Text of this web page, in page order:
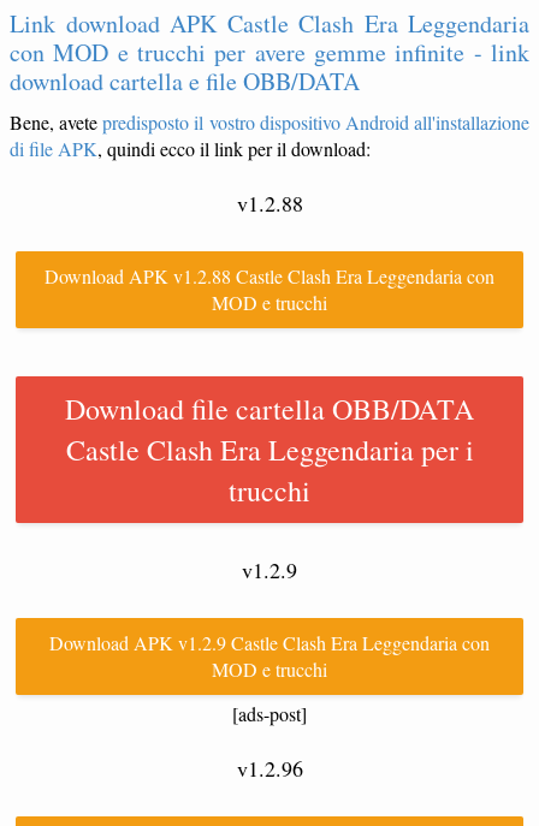
Link download APK Castle Clash Era Leggendaria
con MOD e trucchi per avere gemme infinite - link
download cartella e file OBB/DATA
Bene, avetepredisposto il vostro dispositivo Android all'installazione
di file APK, quindi ecco il link per il download:
v1.2.88
Download APK v1.2.88 Castle Clash Era Leggendaria con
MOD e trucchi
Download file cartella OBB/DATA
Castle Clash Era Leggendaria per i
trucchi
v1.2.9
Download APK v1.2.9 Castle Clash Era Leggendaria con
MOD e trucchi
[ads-post]
v1.2.96